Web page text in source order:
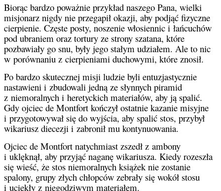
Biorąc bardzo poważnie przykład naszego Pana, wielki
misjonarz nigdy nie przegapił okazji, aby podjąć fizyczne
cierpienie. Częste posty, noszenie włosiennic i łańcuchów
pod ubraniem oraz tortury ze strony szatana, które
pozbawiały go snu, były jego stałym udziałem. Ale to nic
w porównaniu z cierpieniami duchowymi, które znosił.
Po bardzo skutecznej misji ludzie byli entuzjastycznie
nastawieni i zbudowali jedną ze słynnych piramid
z niemoralnych i heretyckich materiałów, aby ją spalić.
Gdy ojciec de Montfort kończył ostatnie kazanie misyjne
i przygotowywał się do wyjścia, aby spalić stos, przybył
wikariusz diecezji i zabronił mu kontynuowania.
Ojciec de Montfort natychmiast zszedł z ambony
i uklęknął, aby przyjąć naganę wikariusza. Kiedy rozeszła
się wieść, że stos niemoralnych książek nie zostanie
spalony, grupy złych chłopców zebrały się wokół stosu
i uciekły z niegodziwym materiałem.